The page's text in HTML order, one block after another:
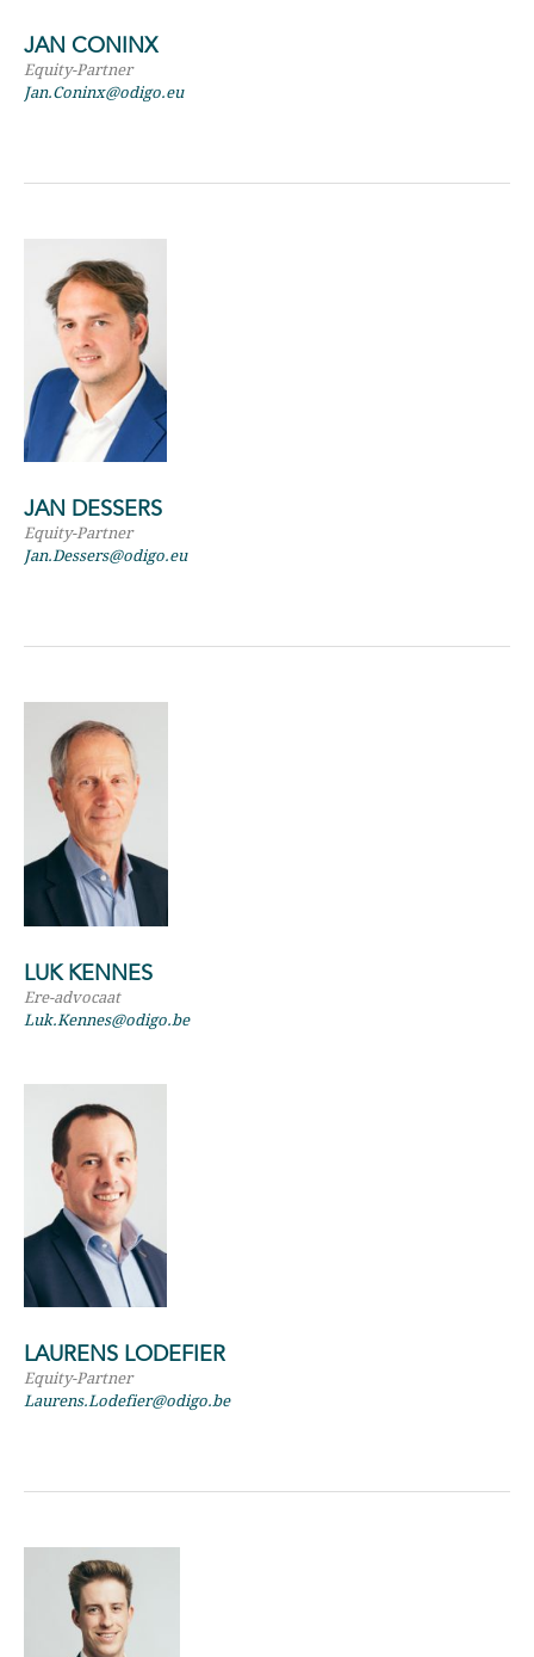
JAN CONINX
Equity-Partner
Jan.Coninx@odigo.eu
JAN DESSERS
Equity-Partner
Jan.Dessers@odigo.eu
LUK KENNES
Ere-advocaat
Luk.Kennes@odigo.be
LAURENS LODEFIER
Equity-Partner
Laurens.Lodefier@odigo.be